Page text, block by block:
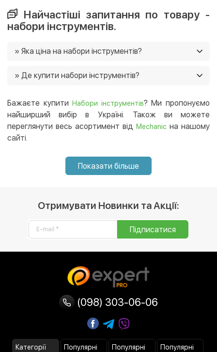
Найчастіші запитання по товару -
набори інструментів.
» Яка ціна на набори інструментів?
грн. Ще у нас постійно діють акції, і часто є можливість
» Де купити набори інструментів?
інтернет-магазині, і ми доставимо їх в будь-який
регіон України. 😉
Бажаєте купитиНабори інструментів? Ми пропонуємо
найширший вибір в Україні. Також ви можете
переглянути весь асортимент від Mechanic на нашому
сайті.
Показати більше
Отримувати Новинки та Акції:
Підписатися
(098) 303-06-06
Категорії
Популярні
Популярні
Популярні